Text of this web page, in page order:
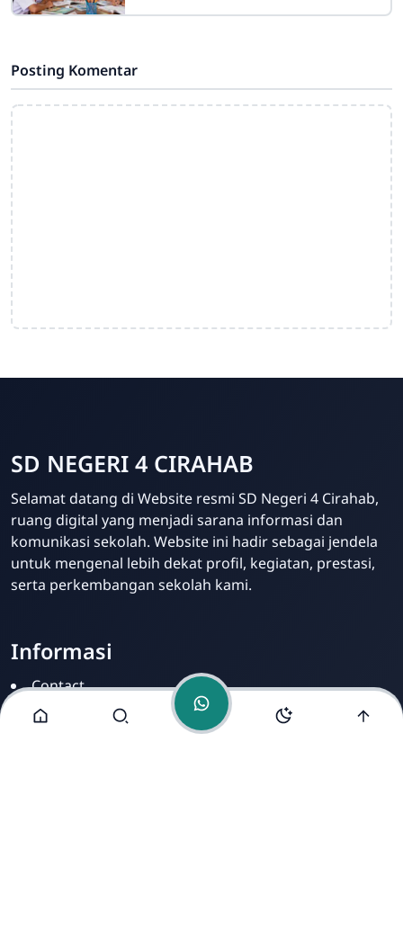
Admin
Online
Posting Komentar
SD NEGERI 4 CIRAHAB
Selamat datang di Website resmi SD Negeri 4 Cirahab,
ruang digital yang menjadi sarana informasi dan
komunikasi sekolah. Website ini hadir sebagai jendela
untuk mengenal lebih dekat profil, kegiatan, prestasi,
serta perkembangan sekolah kami.
Informasi
Contact
Disclamer